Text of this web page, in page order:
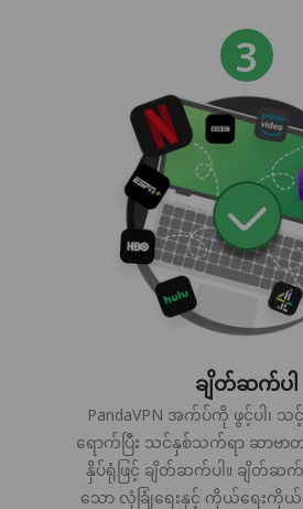
ချိတ်ဆက်ပါ
PandaVPN အက်ပ်ကို ဖွင့်ပါ၊
ရောက်ပြီး သင်နှစ်သက်ရာ ဆာဗ
နှိပ်ရုံဖြင့် ချိတ်ဆက်ပါ။ ချိတ်ဆက်
သော လုံခြုံရေးနှင့် ကိုယ်ရေးကို